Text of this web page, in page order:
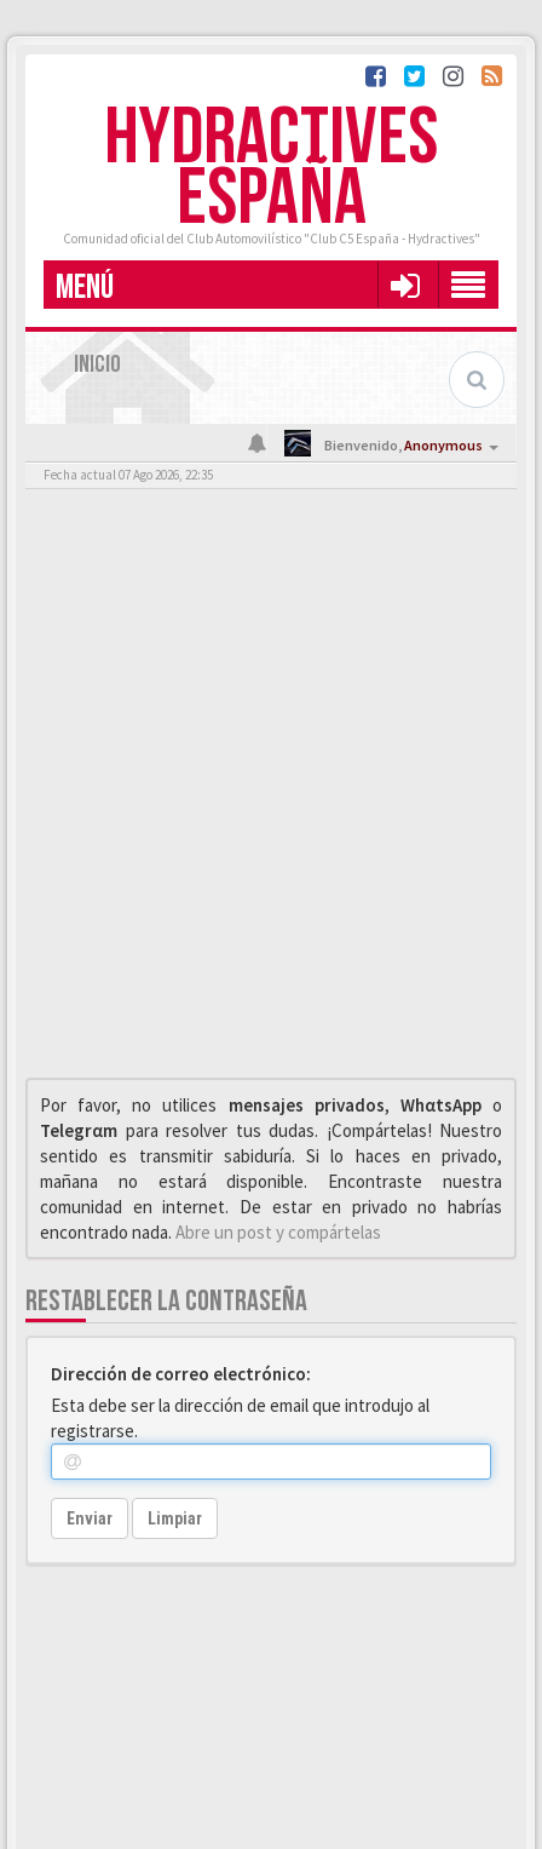
HYDRACTIVES
ESPAÑA
Comunidad oficial del Club Automovilístico "Club C5 España - Hydractives"
MENÚ
INICIO
Bienvenido,Anonymous
Fecha actual 07 Ago 2026, 22:35
Por favor, no utilices mensajes privados, WhαtsAppo
Telegrαm para resolver tus dudas. ¡Compártelas! Nuestro
sentido es transmitir sabiduría. Si lo haces en privado,
mañana no estará disponible. Encontraste nuestra
comunidad en internet. De estar en privado no habrías
encontrado nada. Abre un post y compártelas
RESTABLECER LA CONTRASEÑA
Dirección de correo electrónico:
Esta debe ser la dirección de email que introdujo al
registrarse.
Enviar Limpiar